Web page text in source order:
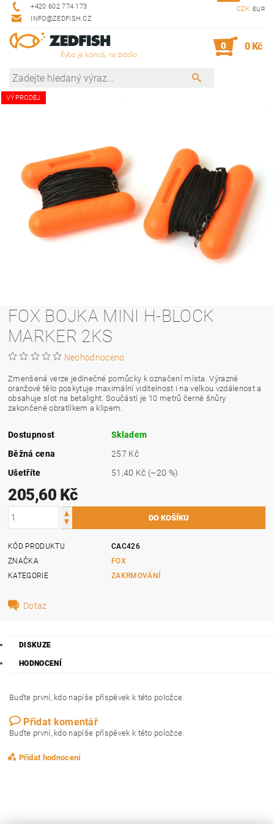
+420 602 774 173
INFO@ZEDFISH.CZ
CZK EUR
0 0 Kč
VÝPRODEJ
FOX BOJKA MINI H-BLOCK
MARKER 2KS
Neohodnoceno
Zmenšená verze jedinečné pomůcky k označení místa. Výrazné
oranžové tělo poskytuje maximální viditelnost i na velkou vzdálenost a
obsahuje slot na betalight. Součástí je 10 metrů černé šnůry
zakončené obratlíkem a klipem.
Dostupnost
Skladem
Běžná cena
257 Kč
Ušetříte
51,40 Kč (–20 %)
205,60 Kč
KÓD PRODUKTU
CAC426
ZNAČKA
FOX
KATEGORIE
ZAKRMOVÁNÍ
Dotaz
DISKUZE
HODNOCENÍ
Buďte první, kdo napíše příspěvek k této položce.
Přidat komentář
Buďte první, kdo napíše příspěvek k této položce.
Přidat hodnocení